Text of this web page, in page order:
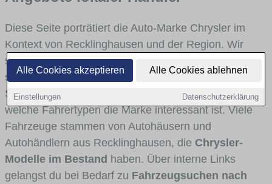
Alle Cookies akzeptieren Alle Cookies ablehnen
Einstellungen Datenschutzerklärung
Diese Seite porträtiert die Auto-Marke Chrysler im
Kontext von Recklinghausen und der Region. Wir
skizzieren, in welchen Fahrzeugklassen Chrysler
stark vertreten ist, welche Modellreihen häufig im
Stadt- und Umlandverkehr zu sehen sind und für
welche Fahrertypen die Marke interessant ist. Viele
Fahrzeuge stammen von Autohäusern und
Autohändlern aus Recklinghausen, die Chrysler-
Modelle im Bestand haben. Über interne Links
gelangst du bei Bedarf zu Fahrzeugsuchen nach